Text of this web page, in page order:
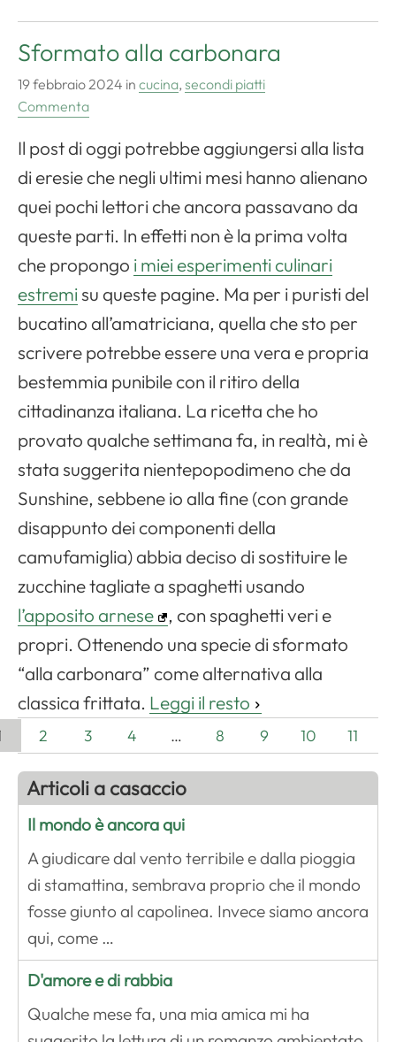
Sformato alla carbonara
19 febbraio 2024 in cucina, secondi piatti
Commenta
Il post di oggi potrebbe aggiungersi alla lista
di eresie che negli ultimi mesi hanno alienano
quei pochi lettori che ancora passavano da
queste parti. In effetti non è la prima volta
che propongo i miei esperimenti culinari
estremisu queste pagine. Ma per i puristi del
bucatino all’amatriciana, quella che sto per
scrivere potrebbe essere una vera e propria
bestemmia punibile con il ritiro della
cittadinanza italiana. La ricetta che ho
provato qualche settimana fa, in realtà, mi è
stata suggerita nientepopodimeno che da
Sunshine, sebbene io alla fine (con grande
disappunto dei componenti della
camufamiglia) abbia deciso di sostituire le
zucchine tagliate a spaghetti usando
l’apposito arnese
, con spaghetti veri e
propri. Ottenendo una specie di sformato
“alla carbonara” come alternativa alla
classica frittata. Leggi il resto
2 3 4 … 8 9 10 11
Articoli a casaccio
Il mondo è ancora qui
A giudicare dal vento terribile e dalla pioggia
di stamattina, sembrava proprio che il mondo
fosse giunto al capolinea. Invece siamo ancora
qui, come …
D'amore e di rabbia
Qualche mese fa, una mia amica mi ha